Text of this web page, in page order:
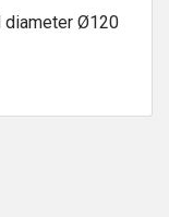
diameter Ø120